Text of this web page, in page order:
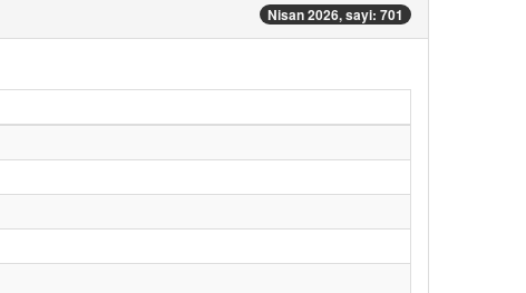
Nisan 2026, sayi: 701